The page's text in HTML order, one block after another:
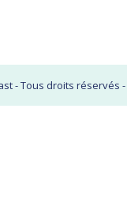
- Tous droits réservés -